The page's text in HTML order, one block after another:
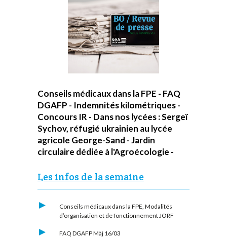
Conseils médicaux dans la FPE - FAQ
DGAFP - Indemnités kilométriques -
Concours IR - Dans nos lycées : Sergeï
Sychov, réfugié ukrainien au lycée
agricole George-Sand - Jardin
circulaire dédiée à l'Agroécologie -
Les infos de la semaine
Conseils médicaux dans la FPE, Modalités
d’organisation et de fonctionnement JORF
FAQ DGAFPMàj 16/03